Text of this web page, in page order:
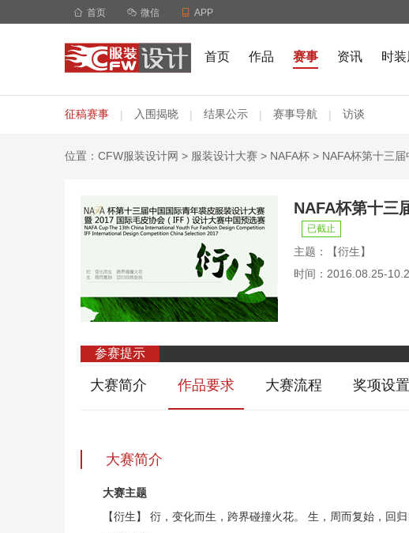
 首页  微信  APP
首页 作品 赛事 资讯 时装
征稿赛事 | 入围揭晓 | 结果公示 | 赛事导航 | 访谈
位置： CFW服装设计网 > 服装设计大赛 > NAFA杯 > NAFA杯第十三
NAFA杯第十三
已截止
主题：【衍生】
时间：2016.08.25-
参赛提示
大赛简介 作品要求 大赛流程 奖项设置
大赛简介
大赛主题
【衍生】 衍，变化而生，跨界碰撞火花。 生，周而复始，回归